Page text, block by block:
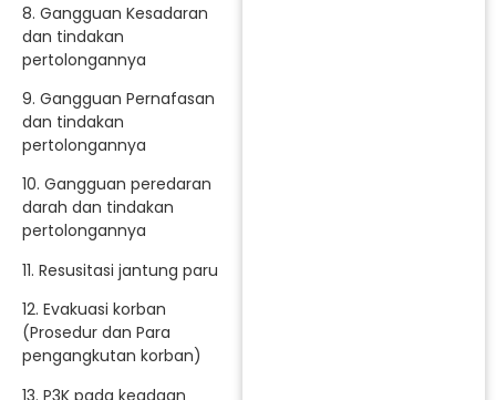
8. Gangguan Kesadaran
dan tindakan
pertolongannya
9. Gangguan Pernafasan
dan tindakan
pertolongannya
10. Gangguan peredaran
darah dan tindakan
pertolongannya
11. Resusitasi jantung paru
12. Evakuasi korban
(Prosedur dan Para
pengangkutan korban)
13. P3K pada keadaan